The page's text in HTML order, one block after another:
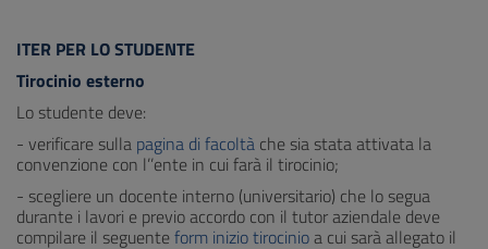
ITER PER LO STUDENTE
Tirocinio esterno
Lo studente deve:
- verificare sulla pagina di facoltà che sia stata attivata la
convenzione con l’’ente in cui farà il tirocinio;
- scegliere un docente interno (universitario) che lo segua
durante i lavori e previo accordo con il tutor aziendale deve
compilare il seguenteform inizio tirocinioa cui sarà allegato il